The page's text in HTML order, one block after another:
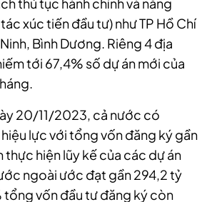
xúc tiến đầu tư) như TP Hồ Chí
Bình Dương. Riêng 4 địa
tới 67,4% số dự án mới của
20/11/2023, cả nước có
lực với tổng vốn đăng ký gần
thực hiện lũy kế của các dự án
ngoài ước đạt gần 294,2 tỷ
tổng vốn đầu tư đăng ký còn